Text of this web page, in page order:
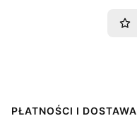
Linki w stopce
PŁATNOŚCI I DOSTAWA